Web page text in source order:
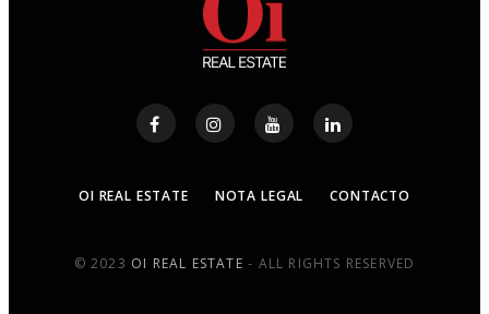
OI REAL ESTATE NOTA LEGAL CONTACTO
© 2023 OI REAL ESTATE - ALL RIGHTS RESERVED